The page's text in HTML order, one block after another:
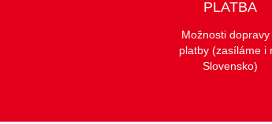
PLATBA
Možnosti dopravy
platby (zasíláme i
Slovensko)